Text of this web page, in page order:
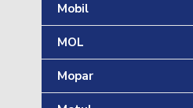
Mobil
MOL
Mopar